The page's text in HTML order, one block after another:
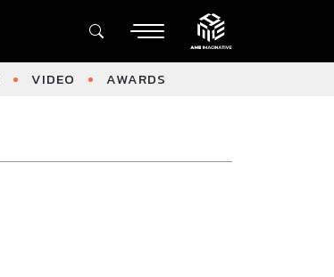
VIDEO AWARDS